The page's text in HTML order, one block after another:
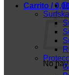
Carrito /
No